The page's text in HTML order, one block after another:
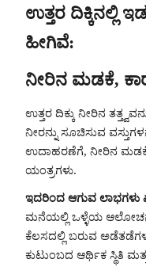
ಉತ್ತರ ದಿಕ್ಕಿನಲ್ಲಿ
ಹೀಗಿವೆ:
ನೀರಿನ ಮಡಕೆ,
ಉತ್ತರ ದಿಕ್ಕು ನೀರಿನ
ನೀರನ್ನು ಸೂಚಿಸುವ
ಉದಾಹರಣೆಗೆ, ನೀರಿನ ಮಡಕೆ,
ಯಂತ್ರಗಳು.
ಇದರಿಂದ ಆಗುವ ಲಾಭಗಳು
ಮನೆಯಲ್ಲಿ ಒಳ್ಳೆಯ
ಕೆಲಸದಲ್ಲಿ ಬರುವ
ಕುಟುಂಬದ ಆರ್ಥಿಕ ಸ್ಥಿತಿ